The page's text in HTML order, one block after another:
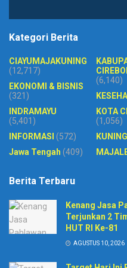
Kategori Berita
CIAYUMAJAKUNING
(12,717)
EKONOMI & BISNIS
(321)
INDRAMAYU
(5,401)
INFORMASI (572)
Jawa Tengah (409)
(6,140)
KOTA
(1,056)
Berita Terbaru
Kenang Jasa
Terjunkan 2
HUT RI Ke-81
AGUSTUS 10, 2026